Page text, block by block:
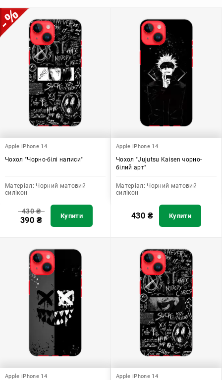
Apple iPhone 14
Чохол "Чорно-білі написи"
Матеріал: Чорний матовий
силікон
430₴
390 ₴ Купити
Apple iPhone 14
Чохол "Jujutsu Kaisen чорно-
білий арт"
Матеріал: Чорний матовий
силікон
430 ₴ Купити
Apple iPhone 14 Apple iPhone 14